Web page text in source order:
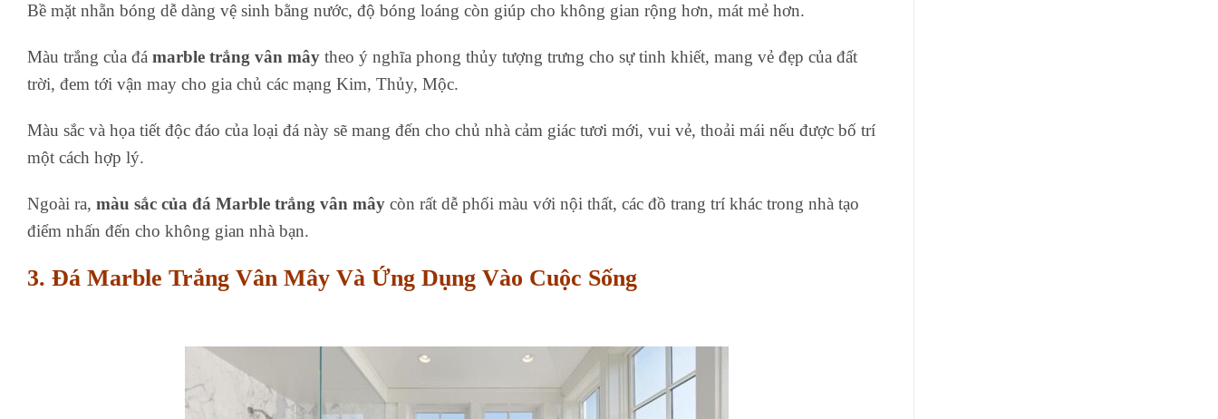
Bề mặt nhẵn bóng dễ dàng vệ sinh bằng nước, độ bóng loáng còn giúp cho không gian rộng hơn, mát mẻ hơn.
Màu trắng của đá marble trắng vân mây theo ý nghĩa phong thủy tượng trưng cho sự tinh khiết, mang vẻ đẹp của đất
trời, đem tới vận may cho gia chủ các mạng Kim, Thủy, Mộc.
Màu sắc và họa tiết độc đáo của loại đá này sẽ mang đến cho chủ nhà cảm giác tươi mới, vui vẻ, thoải mái nếu được bố trí
một cách hợp lý.
Ngoài ra, màu sắc của đá Marble trắng vân mây còn rất dễ phối màu với nội thất, các đồ trang trí khác trong nhà tạo
điểm nhấn đến cho không gian nhà bạn.
3. Đá Marble Trắng Vân Mây Và Ứng Dụng Vào Cuộc Sống